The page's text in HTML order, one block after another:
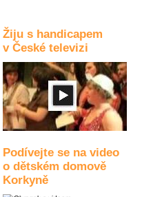
Žiju s handicapem
v České televizi
Podívejte se na video
o dětském domově
Korkyně